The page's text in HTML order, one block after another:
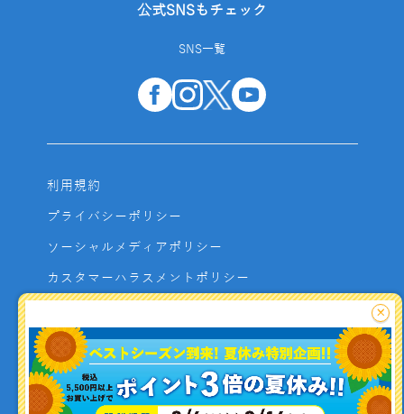
公式SNSもチェック
SNS一覧
利用規約
プライバシーポリシー
ソーシャルメディアポリシー
カスタマーハラスメントポリシー
よくあるご質問
お問い合わせ
利用者資金の保全方法
×